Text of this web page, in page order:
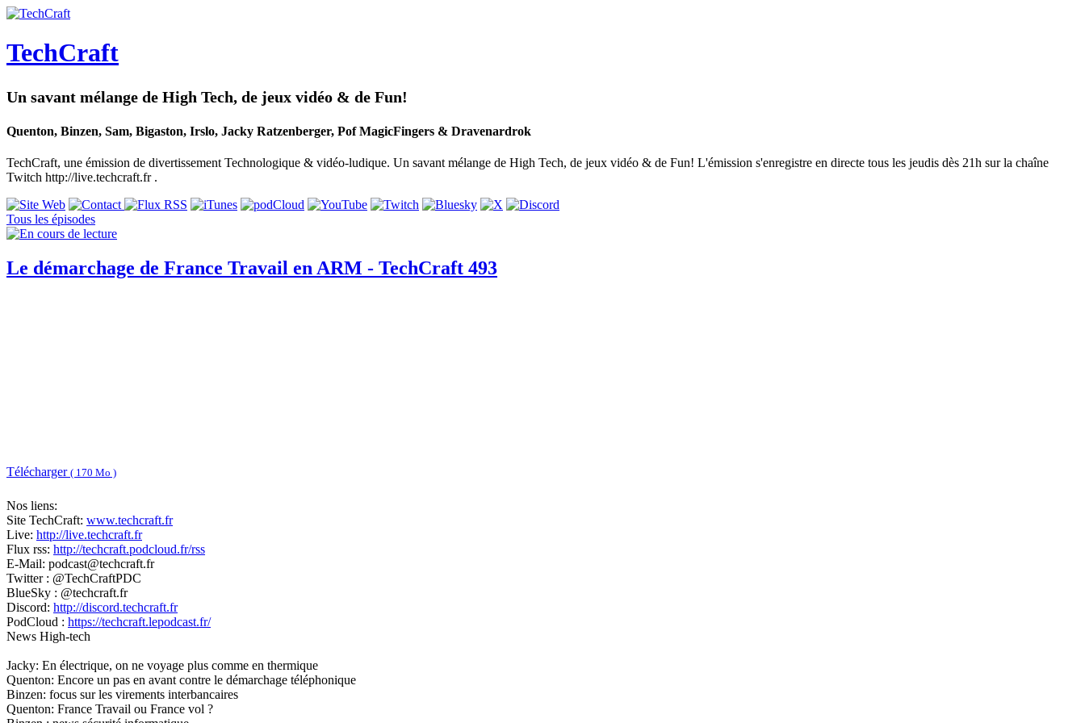
TechCraft
Un savant mélange de High Tech, de jeux vidéo & de Fun!
Quenton, Binzen, Sam, Bigaston, Irslo, Jacky Ratzenberger, Pof MagicFingers & Dravenardrok
TechCraft, une émission de divertissement Technologique & vidéo-ludique. Un savant mélange de High Tech, de jeux vidéo & de Fun! L'émission s'enregistre en directe tous les jeudis dès 21h sur la chaîne
Twitch http://live.techcraft.fr .
Tous les épisodes
Le démarchage de France Travail en ARM - TechCraft 493
Télécharger ( 170 Mo )
Nos liens:
Site TechCraft: www.techcraft.fr
Live: http://live.techcraft.fr
Flux rss: http://techcraft.podcloud.fr/rss
E-Mail: podcast@techcraft.fr
Twitter : @TechCraftPDC
BlueSky : @techcraft.fr
Discord: http://discord.techcraft.fr
PodCloud : https://techcraft.lepodcast.fr/
News High-tech
Jacky: En électrique, on ne voyage plus comme en thermique
Quenton: Encore un pas en avant contre le démarchage téléphonique
Binzen: focus sur les virements interbancaires
Quenton: France Travail ou France vol ?